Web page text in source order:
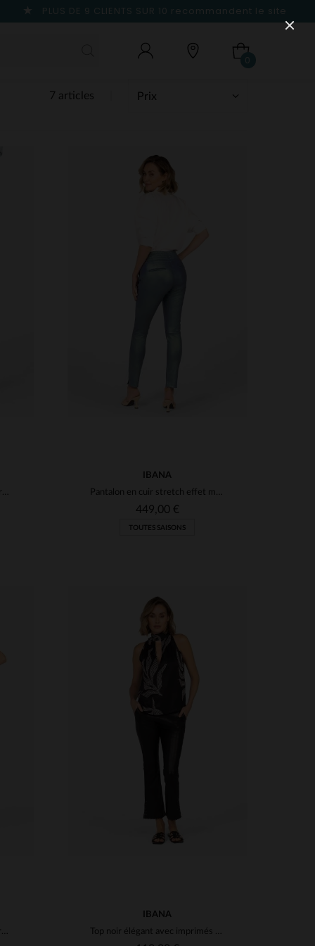
PLUS DE 9 CLIENTS SUR 10 recommandent le site
0
7 articles
Pantalon en cuir stretch couleur bleu haze
TAILLES DISPONIBLES
IBANA
Pantalon en cuir stretch effet métallisé
449,00 €
TOUTES SAISONS
Robe noir élégante avec ceinture pour femme
IBANA
Top noir élégant avec imprimés feuilles